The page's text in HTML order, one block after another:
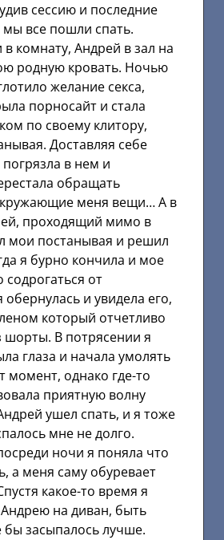
сессию и последние
все пошли спать.
комнату, Андрей в зал на
родную кровать. Ночью
желание секса,
порносайт и стала
по своему клитору,
Доставляя себе
в нем и
обращать
меня вещи… А в
проходящий мимо в
мои постанывая и решил
я бурно кончила и мое
содрогаться от
и увидела его,
который отчетливо
шорты. В потрясении я
глаза и начала умолять
момент, однако где-то
приятную волну
ушел спать, и я тоже
мне не долго.
ночи я поняла что
а меня саму обуревает
какое-то время я
на диван, быть
засыпалось лучше.